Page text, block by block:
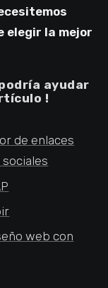
elegir la mejor
ayudar
!
de enlaces
web con